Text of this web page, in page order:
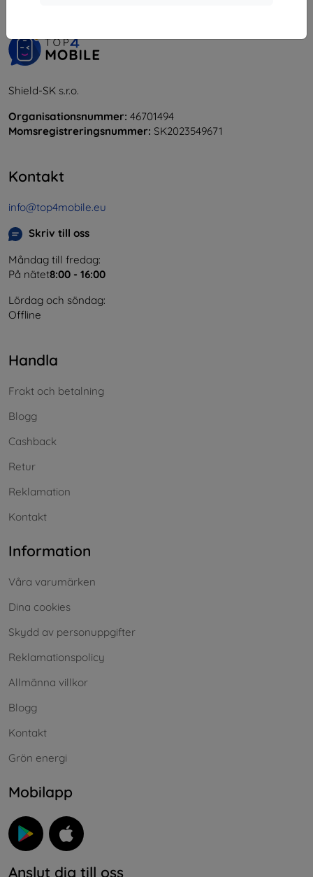
Shield-SK s.r.o.
Organisationsnummer: 46701494
Momsregistreringsnummer: SK2023549671
Kontakt
info@top4mobile.eu
Skriv till oss
Måndag till fredag:
På nätet8:00 - 16:00
Lördag och söndag:
Offline
Handla
Frakt och betalning
Blogg
Cashback
Retur
Reklamation
Kontakt
Information
Våra varumärken
Dina cookies
Skydd av personuppgifter
Reklamationspolicy
Allmänna villkor
Blogg
Kontakt
Grön energi
Mobilapp
Anslut dig till oss